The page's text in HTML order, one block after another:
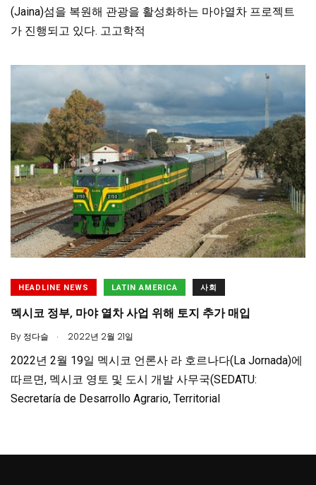
(Jaina)섬을 복원해 관광을 활성화하는 마야열차 프로젝트
가 진행되고 있다. 고고학적
HEADLINE NEWS LATIN AMERICA 사회
멕시코 정부, 마야 열차 사업 위해 토지 추가 매입
By 정다슬 . 2022년 2월 21일
2022년 2월 19일 멕시코 언론사 라 호르나다(La Jornada)에
따르면, 멕시코 영토 및 도시 개발 사무국(SEDATU:
Secretaría de Desarrollo Agrario, Territorial